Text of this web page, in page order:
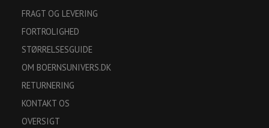
FRAGT OG LEVERING
FORTROLIGHED
STØRRELSESGUIDE
OM BOERNSUNIVERS.DK
RETURNERING
KONTAKT OS
OVERSIGT